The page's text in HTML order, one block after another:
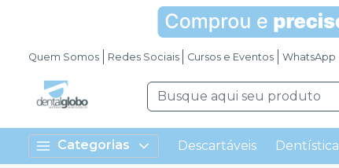
Quem Somos Redes Sociais Cursos e Eventos WhatsApp
Categorias Descartáveis Dentística